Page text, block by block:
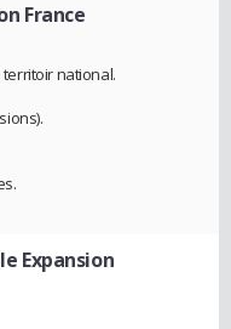
France
national.
Expansion